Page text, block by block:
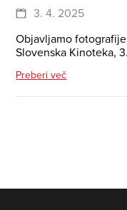
3. 4. 2025
Objavljamo
Slovenska Kinoteka,
Preberi več